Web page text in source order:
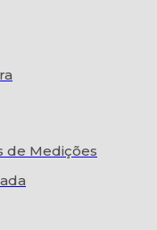
de Medições